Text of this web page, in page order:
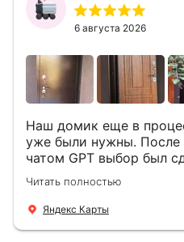
6 августа 2026
Наш домик еще в
уже были нужны. После
чатом GPT выбор был
двери Аргус Термо
в компании ДвериОпт .
ответил на все
Читать полностью
Яндекс Карты